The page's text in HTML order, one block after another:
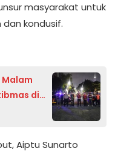
masyarakat untuk
kondusif.
di
Aiptu Sunarto